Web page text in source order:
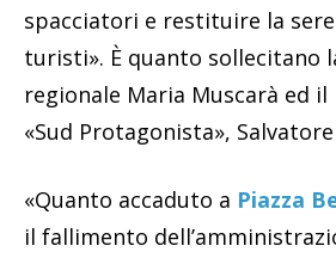
spacciatori e restituire la
turisti». È quanto sollecitano
regionale Maria Muscarà ed
«Sud Protagonista»,
«Quanto accaduto a Piazza
il fallimento